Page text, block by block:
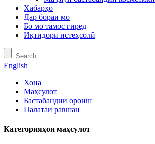
Хабарҳо
Дар бораи мо
Бо мо тамос гиред
Иқтидори истеҳсолӣ
English
Хона
Маҳсулот
Бастабандии ороиш
Палатаи равшан
Категорияҳои маҳсулот